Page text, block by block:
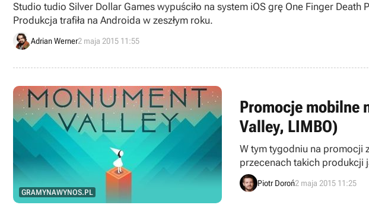
Studio tudio Silver Dollar Games wypuściło na system iOS grę One Finger
Produkcja trafiła na Androida w zeszłym roku.
Adrian Werner2 maja 2015 11:55
GRAMYNAWYNOS.PL
Promocje mobilne
Valley, LIMBO)
W tym tygodniu na promocji
przecenach takich produkcji
Shadowrun, Motorsport
Piotr Doroń2 maja 2015 11:25